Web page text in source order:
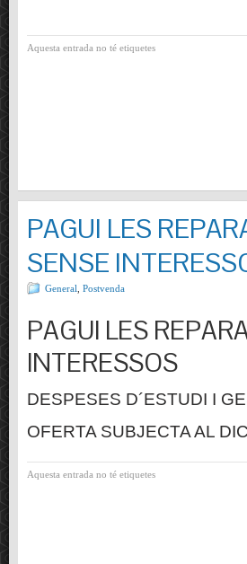
Aquesta entrada no té etiquetes
PAGUI LES
SENSE
General Postvenda
PAGUI LES
INTERESSOS
DESPESES D´ESTUDI I
OFERTA SUBJECTA AL
Aquesta entrada no té etiquetes